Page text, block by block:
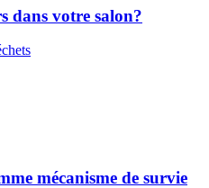
dans votre salon?
mécanisme de survie